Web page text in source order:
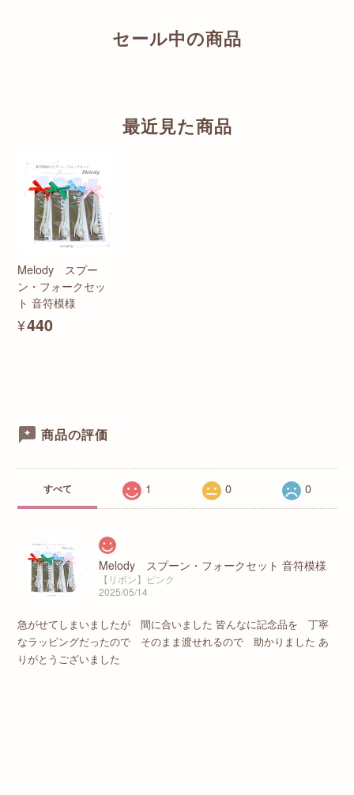
セール中の商品
最近見た商品
Melody スプー
ン・フォークセッ
ト 音符模様
¥440
商品の評価
すべて 1 0 0
Melody スプーン・フォークセット 音符模様
【リボン】ピンク
2025/05/14
急がせてしまいましたが 間に合いました 皆んなに記念品を 丁寧
なラッピングだったので そのまま渡せれるので 助かりました あ
りがとうございました